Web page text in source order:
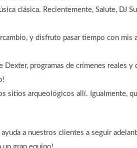
clásica. Recientemente, Salute, DJ
y disfruto pasar tiempo con mis
Dexter, programas de crímenes reales
sitios arqueológicos allí. Igualmente,
a nuestros clientes a seguir